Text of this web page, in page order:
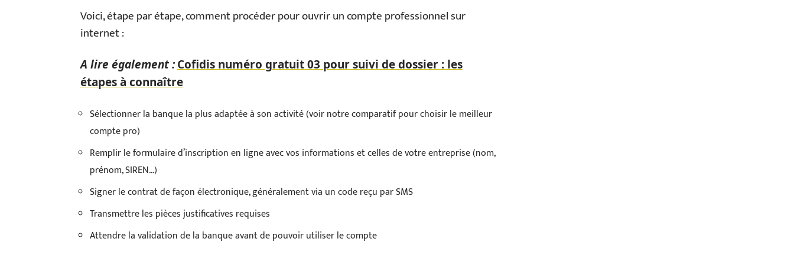
Voici, étape par étape, comment procéder pour ouvrir un compte professionnel sur
internet :
A lire également :Cofidis numéro gratuit 03 pour suivi de dossier : les
étapes à connaître
Sélectionner la banque la plus adaptée à son activité (voir notre comparatif pour choisir le meilleur
compte pro)
Remplir le formulaire d’inscription en ligne avec vos informations et celles de votre entreprise (nom,
prénom, SIREN…)
Signer le contrat de façon électronique, généralement via un code reçu par SMS
Transmettre les pièces justificatives requises
Attendre la validation de la banque avant de pouvoir utiliser le compte